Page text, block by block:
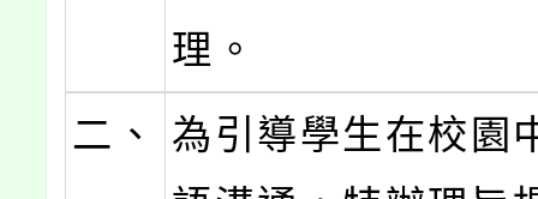
理。
二、
為引導學生在校園